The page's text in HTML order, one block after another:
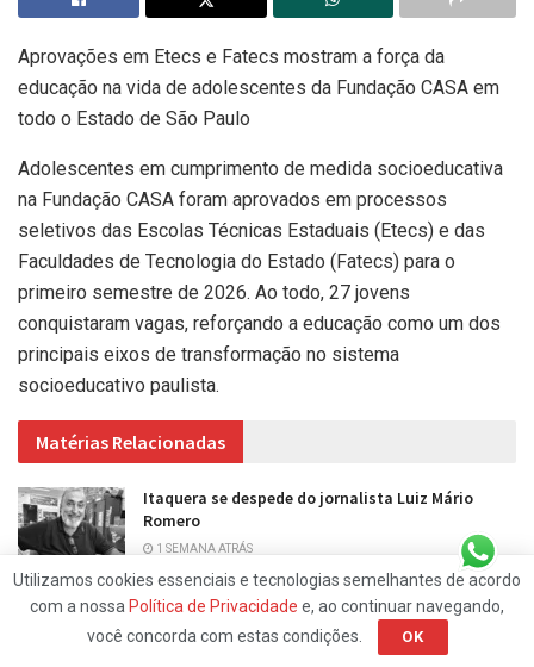
Aprovações em Etecs e Fatecs mostram a força da
educação na vida de adolescentes da Fundação CASA em
todo o Estado de São Paulo
Adolescentes em cumprimento de medida socioeducativa
na Fundação CASA foram aprovados em processos
seletivos das Escolas Técnicas Estaduais (Etecs) e das
Faculdades de Tecnologia do Estado (Fatecs) para o
primeiro semestre de 2026. Ao todo, 27 jovens
conquistaram vagas, reforçando a educação como um dos
principais eixos de transformação no sistema
socioeducativo paulista.
Matérias Relacionadas
Itaquera se despede do jornalista Luiz Mário
Romero
1 SEMANA ATRÁS
O Poder da Voz: quando cuidar da voz é também
Utilizamos cookies essenciais e tecnologias semelhantes de acordo
com a nossa Política de Privacidade e, ao continuar navegando,
você concorda com estas condições.
OK